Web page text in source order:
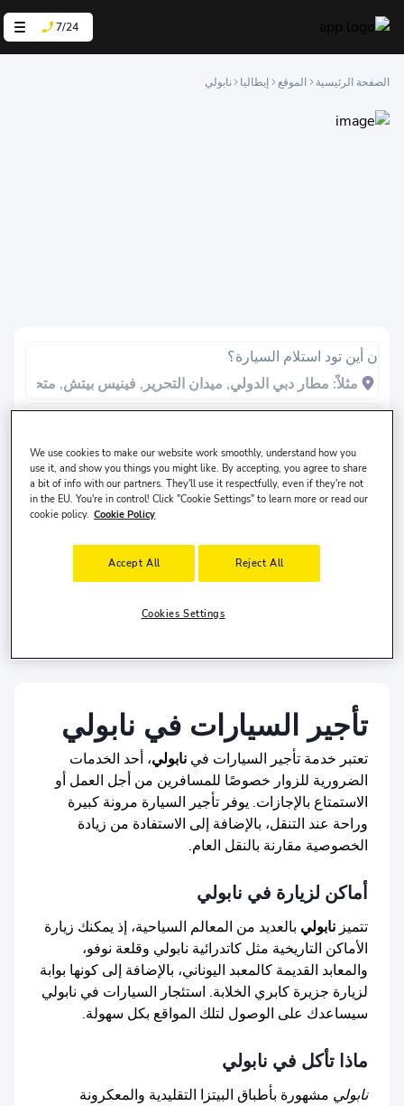
7/24
الصفحة الرئيسية الموقع إيطاليا نابولي
ن أين تود استلام السيارة؟
8 أغسطس, السبت
10:00
تاريخ التسليم
وقت التسليم
10:00
وعمره30-65
.
تأجير السيارات في نابولي
تعتبر خدمة تأجير السيارات في نابولي، أحد الخدمات
الضرورية للزوار خصوصًا للمسافرين من أجل العمل أو
الاستمتاع بالإجازات. يوفر تأجير السيارة مرونة كبيرة
وراحة عند التنقل، بالإضافة إلى الاستفادة من زيادة
الخصوصية مقارنة بالنقل العام.
أماكن لزيارة في نابولي
تتميز نابولي بالعديد من المعالم السياحية، إذ يمكنك زيارة
الأماكن التاريخية مثل كاتدرائية نابولي وقلعة نوفو،
والمعابد القديمة كالمعبد اليوناني، بالإضافة إلى كونها بوابة
لزيارة جزيرة كابري الخلابة. استئجار السيارات في نابولي
سيساعدك على الوصول لتلك المواقع بكل سهولة.
ماذا تأكل في نابولي
نابولي مشهورة بأطباق البيتزا التقليدية والمعكرونة
We use cookies to make our website work smoothly, understand how you
use it, and show you things you might like. By accepting, you agree to share
a bit of info with our partners. They'll use it respectfully, even if they're not
in the EU. You're in control! Click "Cookie Settings" to learn more or read our
cookie policy. Cookie Policy
Reject All
Accept All
Cookies Settings